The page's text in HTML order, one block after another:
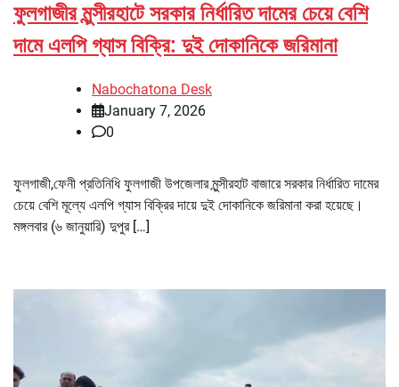
ফুলগাজীর মুন্সীরহাটে সরকার নির্ধারিত দামের চেয়ে বেশি
দামে এলপি গ্যাস বিক্রি: দুই দোকানিকে জরিমানা
Nabochatona Desk
January 7, 2026
0
ফুলগাজী,ফেনী প্রতিনিধি ফুলগাজী উপজেলার মুন্সীরহাট বাজারে সরকার নির্ধারিত দামের
চেয়ে বেশি মূল্যে এলপি গ্যাস বিক্রির দায়ে দুই দোকানিকে জরিমানা করা হয়েছে।
মঙ্গলবার (৬ জানুয়ারি) দুপুর […]